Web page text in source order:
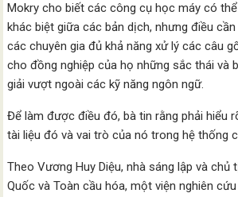
Mokry cho biết các công cụ học máy có
khác biệt giữa các bản dịch, nhưng điều
các chuyên gia đủ khả năng xử lý các câu
cho đồng nghiệp của họ những sắc thái và
giải vượt ngoài các kỹ năng ngôn ngữ.
Để làm được điều đó, bà tin rằng phải hiểu
tài liệu đó và vai trò của nó trong hệ thống
Theo Vương Huy Diệu, nhà sáng lập và chủ
Quốc và Toàn cầu hóa, một viện nghiên